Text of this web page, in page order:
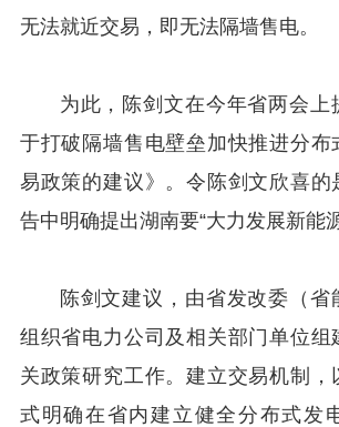
无法就近交易，即无法隔墙售电。
为此，陈剑文在今年省两会上
于打破隔墙售电壁垒加快推进分布
易政策的建议》。令陈剑文欣喜的
告中明确提出湖南要“大力发展新能
陈剑文建议，由省发改委（省
组织省电力公司及相关部门单位组
关政策研究工作。建立交易机制，
式明确在省内建立健全分布式发